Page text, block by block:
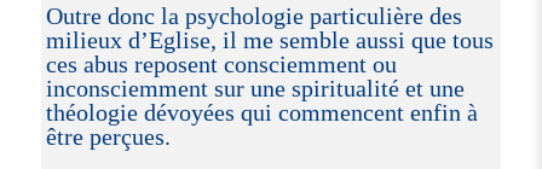
Outre donc la psychologie particulière des
milieux d’Eglise, il me semble aussi que tous
ces abus reposent consciemment ou
inconsciemment sur une spiritualité et une
théologie dévoyées qui commencent enfin à
être perçues.